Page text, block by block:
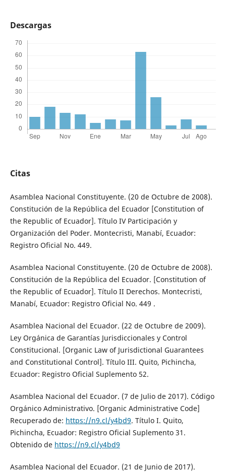
Descargas
Citas
Asamblea Nacional Constituyente. (20 de Octubre de 2008).
Constitución de la República del Ecuador [Constitution of
the Republic of Ecuador]. Título IV Participación y
Organización del Poder. Montecristi, Manabí, Ecuador:
Registro Oficial No. 449.
Asamblea Nacional Constituyente. (20 de Octubre de 2008).
Constitución de la República del Ecuador. [Constitution of
the Republic of Ecuador]. Título II Derechos. Montecristi,
Manabí, Ecuador: Registro Oficial No. 449 .
Asamblea Nacional del Ecuador. (22 de Octubre de 2009).
Ley Orgánica de Garantías Jurisdiccionales y Control
Constitucional. [Organic Law of Jurisdictional Guarantees
and Constitutional Control]. Título III. Quito, Pichincha,
Ecuador: Registro Oficial Suplemento 52.
Asamblea Nacional del Ecuador. (7 de Julio de 2017). Código
Orgánico Administrativo. [Organic Administrative Code]
Recuperado de: https://n9.cl/y4bd9. Título I. Quito,
Pichincha, Ecuador: Registro Oficial Suplemento 31.
Obtenido de https://n9.cl/y4bd9
Asamblea Nacional del Ecuador. (21 de Junio de 2017).